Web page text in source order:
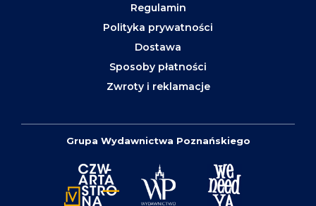
Regulamin
Polityka prywatności
Dostawa
Sposoby płatności
Zwroty i reklamacje
Grupa Wydawnictwa Poznańskiego